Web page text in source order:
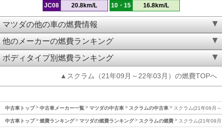
JC08 20.8km/L 10・15 16.8km/L
マツダの他の車の燃費情報
他のメーカーの燃費ランキング
ボディタイプ別燃費ランキング
▲スクラム（21年09月～22年03月）の燃費TOPへ
中古車トップ 中古車メーカー一覧 マツダの中古車 スクラムの中古車 スクラム(21年09月
中古車トップ 燃費ランキング マツダの燃費ランキング スクラムの燃費 スクラム(21年09